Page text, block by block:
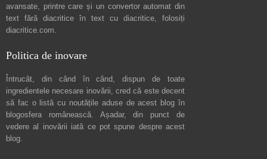
avansate, printre care și un convertor automat din
text fără diacritice în text cu diacritice, folosiți
diacritice.com.
Politica de inovare
Întrucât, din când în când, dispun de toate
ingredientele necesare inovării, cred că este decent
să fac o listă cu noutățile aduse de acest blog în
blogosfera românească. Așadar, din punct de
vedere al inovării iată ce pot spune despre acest
blog.